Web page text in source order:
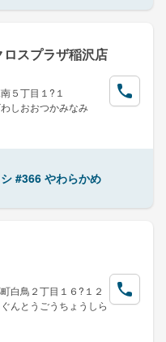
スプラザ稲沢店
５丁目１?１
しおおつかみなみ
#366 やわらかめ
白鳥２丁目１６?１２
んとうごうちょうしら